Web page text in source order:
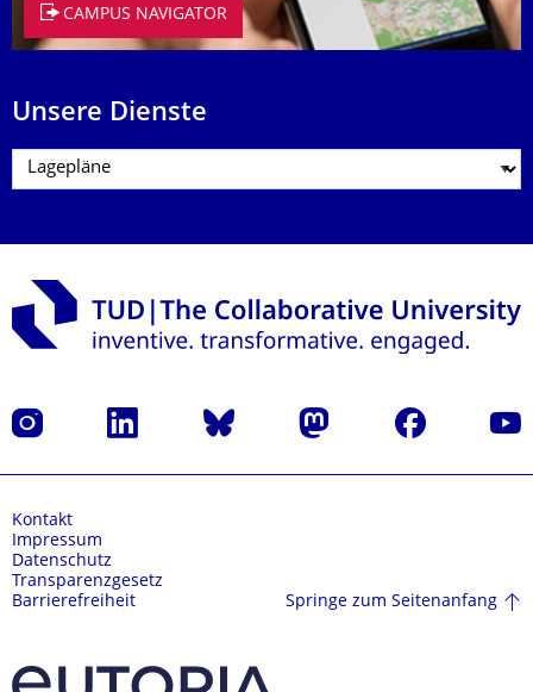
CAMPUS NAVIGATOR
Unsere Dienste
Instagram LinkedIn Bluesky Mastodon Facebook
Kontakt
Impressum
Datenschutz
Transparenzgesetz
Barrierefreiheit
Springe zum Seitenanfang